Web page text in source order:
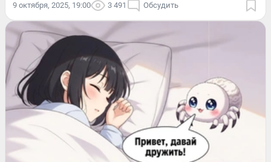
9 октября, 2025, 19:00 3 491 Обсудить